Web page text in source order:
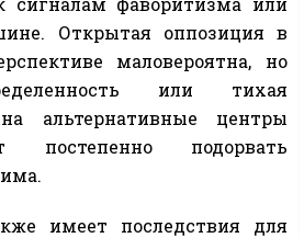
Открытая оппозиция в
маловероятна, но
или тихая
альтернативные центры
постепенно подорвать
имеет последствия для